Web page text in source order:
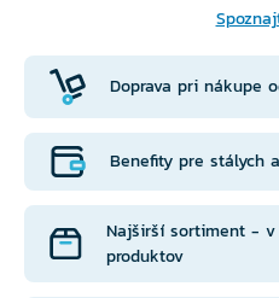
Doprava pri nákupe
Benefity pre stálych
Najširší sortiment -
produktov